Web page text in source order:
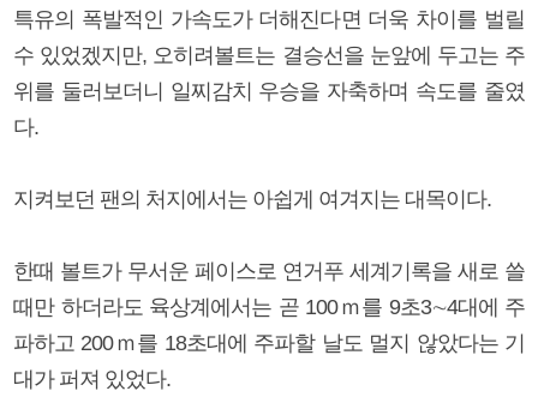
특유의 폭발적인 가속도가 더해진다면 더욱 차이를 벌릴
수 있었겠지만, 오히려볼트는 결승선을 눈앞에 두고는 주
위를 둘러보더니 일찌감치 우승을 자축하며 속도를 줄였
다.
지켜보던 팬의 처지에서는 아쉽게 여겨지는 대목이다.
한때 볼트가 무서운 페이스로 연거푸 세계기록을 새로 쓸
때만 하더라도 육상계에서는 곧 100ｍ를 9초3∼4대에 주
파하고 200ｍ를 18초대에 주파할 날도 멀지 않았다는 기
대가 퍼져 있었다.